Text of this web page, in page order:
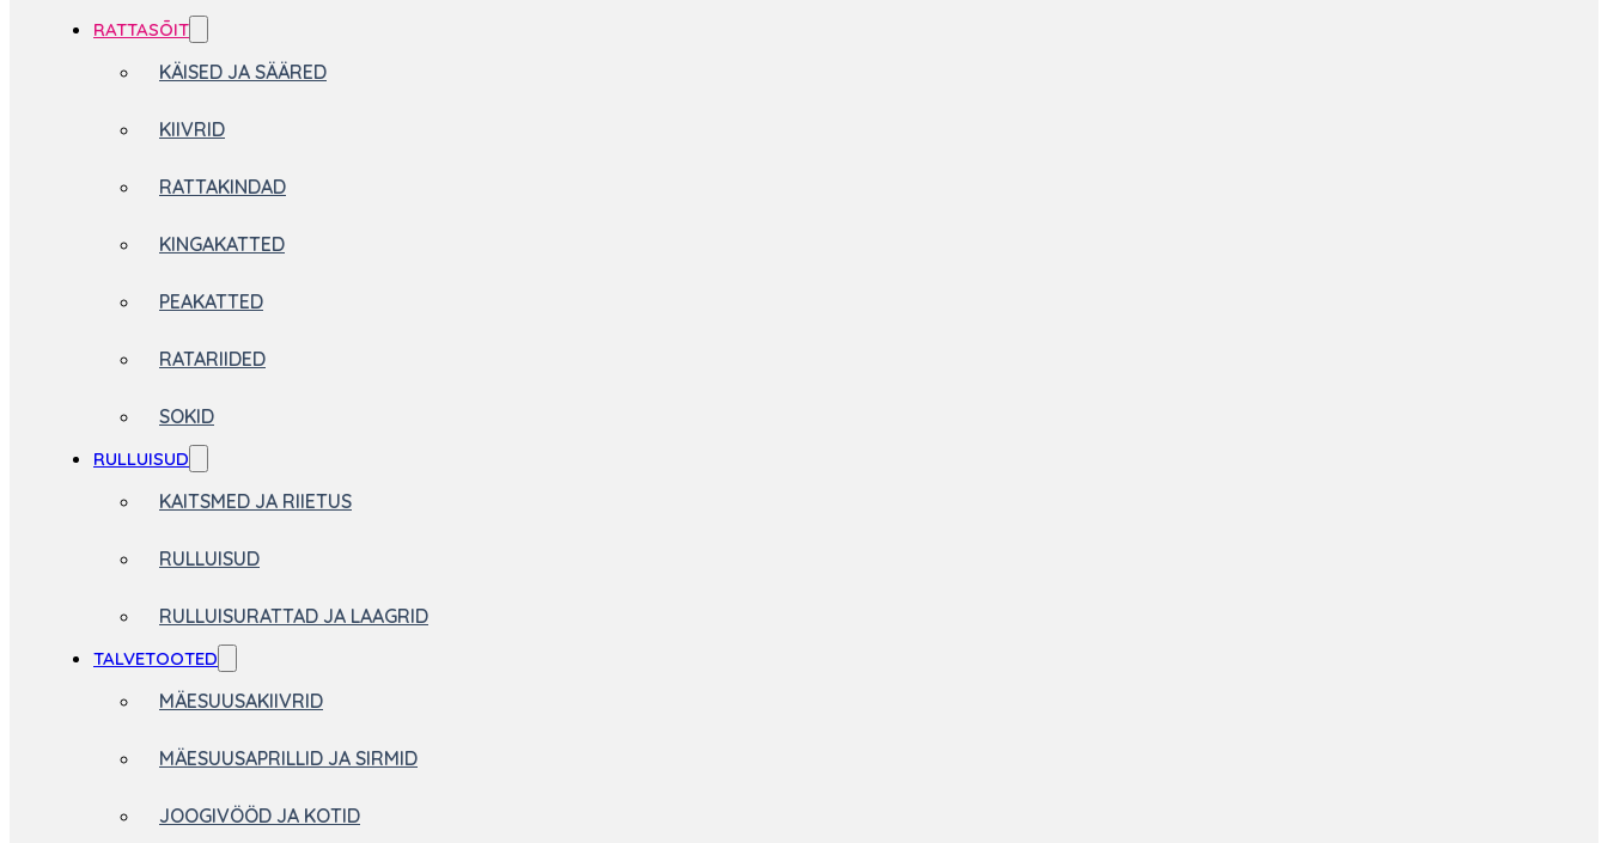
RATTASÕIT
KÄISED JA SÄÄRED
KIIVRID
RATTAKINDAD
KINGAKATTED
PEAKATTED
RATARIIDED
SOKID
RULLUISUD
KAITSMED JA RIIETUS
RULLUISUD
RULLUISURATTAD JA LAAGRID
TALVETOOTED
MÄESUUSAKIIVRID
MÄESUUSAPRILLID JA SIRMID
JOOGIVÖÖD JA KOTID